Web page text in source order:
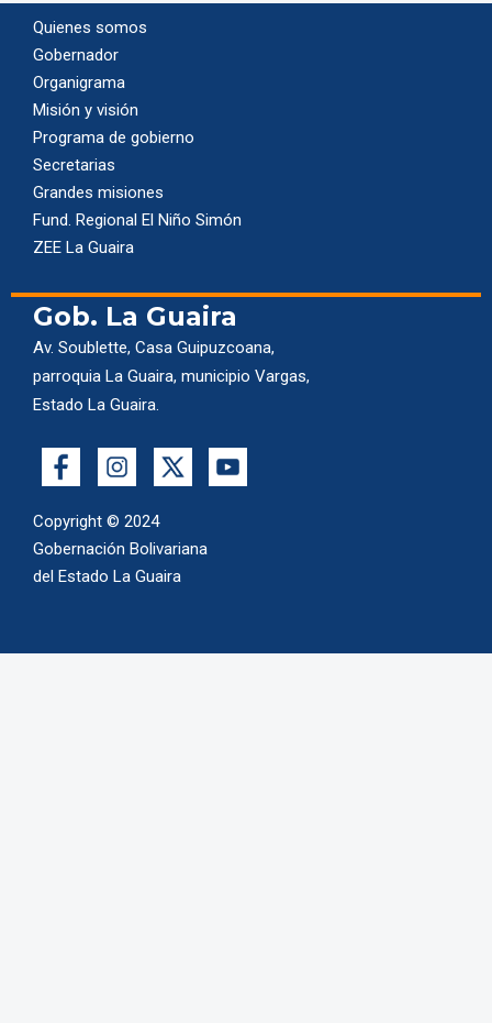
Quienes somos
Gobernador
Organigrama
Misión y visión
Programa de gobierno
Secretarias
Grandes misiones
Fund. Regional El Niño Simón
ZEE La Guaira
Gob. La Guaira
Av. Soublette, Casa Guipuzcoana,
parroquia La Guaira, municipio Vargas,
Estado La Guaira.
Copyright © 2024
Gobernación Bolivariana
del Estado La Guaira